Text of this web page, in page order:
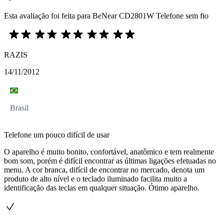
Esta avaliação foi feita para BeNear CD2801W Telefone sem fio
RAZIS
14/11/2012
Brasil
Telefone um pouco difícil de usar
O aparelho é muito bonito, confortável, anatômico e tem realmente
bom som, porém é difícil encontrar as últimas ligações efetuadas no
menu. A cor branca, difícil de encontrar no mercado, denota um
produto de alto nível e o teclado iluminado facilita muito a
identificação das teclas em qualquer situação. Ótimo aparelho.